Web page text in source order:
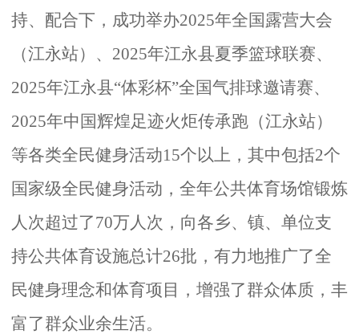
持、配合下，成功举办2025年全国露营大会
（江永站）、2025年江永县夏季篮球联赛、
2025年江永县“体彩杯”全国气排球邀请赛、
2025年中国辉煌足迹火炬传承跑（江永站）
等各类全民健身活动15个以上，其中包括2个
国家级全民健身活动，全年公共体育场馆锻炼
人次超过了70万人次，向各乡、镇、单位支
持公共体育设施总计26批，有力地推广了全
民健身理念和体育项目，增强了群众体质，丰
富了群众业余生活。